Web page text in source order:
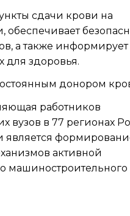
сдачи крови на
а также информирует
для здоровья.
донором
работников
в 77 регионах
является
активной
машиностроительного